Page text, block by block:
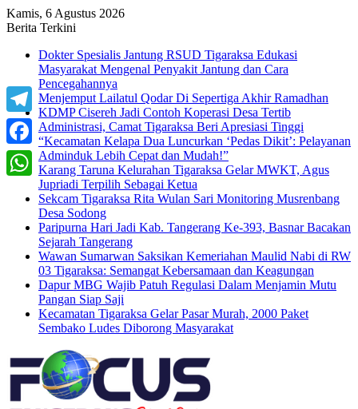
Kamis, 6 Agustus 2026
Berita Terkini
Dokter Spesialis Jantung RSUD Tigaraksa Edukasi
Masyarakat Mengenal Penyakit Jantung dan Cara
Pencegahannya
Menjemput Lailatul Qodar Di Sepertiga Akhir Ramadhan
KDMP Cisereh Jadi Contoh Koperasi Desa Tertib
Administrasi, Camat Tigaraksa Beri Apresiasi Tinggi
“Kecamatan Kelapa Dua Luncurkan ‘Pedas Dikit’: Pelayanan
Adminduk Lebih Cepat dan Mudah!”
Karang Taruna Kelurahan Tigaraksa Gelar MWKT, Agus
Jupriadi Terpilih Sebagai Ketua
Sekcam Tigaraksa Rita Wulan Sari Monitoring Musrenbang
Desa Sodong
Paripurna Hari Jadi Kab. Tangerang Ke-393, Basnar Bacakan
Sejarah Tangerang
Wawan Sumarwan Saksikan Kemeriahan Maulid Nabi di RW
03 Tigaraksa: Semangat Kebersamaan dan Keagungan
Dapur MBG Wajib Patuh Regulasi Dalam Menjamin Mutu
Pangan Siap Saji
Kecamatan Tigaraksa Gelar Pasar Murah, 2000 Paket
Sembako Ludes Diborong Masyarakat
Telegram
Facebook
WhatsApp